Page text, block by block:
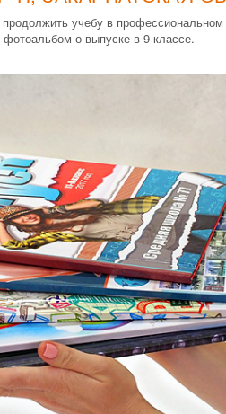
учебу в
о выпуске в 9 классе.